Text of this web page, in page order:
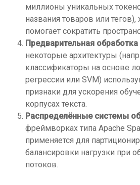
миллионы уникальных
названия товаров или
помогает сократить
Предварительная
некоторые архитектуры
классификаторы на основе
регрессии или SVM)
признаки для ускорения
корпусах текста.
Распределённые системы
фреймворках типа Apache
применяется для
балансировки нагрузки при
потоков.